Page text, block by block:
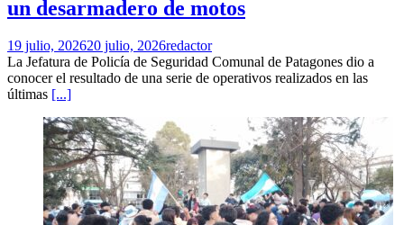
un desarmadero de motos
19 julio, 202620 julio, 2026redactor
La Jefatura de Policía de Seguridad Comunal de Patagones dio a
conocer el resultado de una serie de operativos realizados en las
últimas [...]